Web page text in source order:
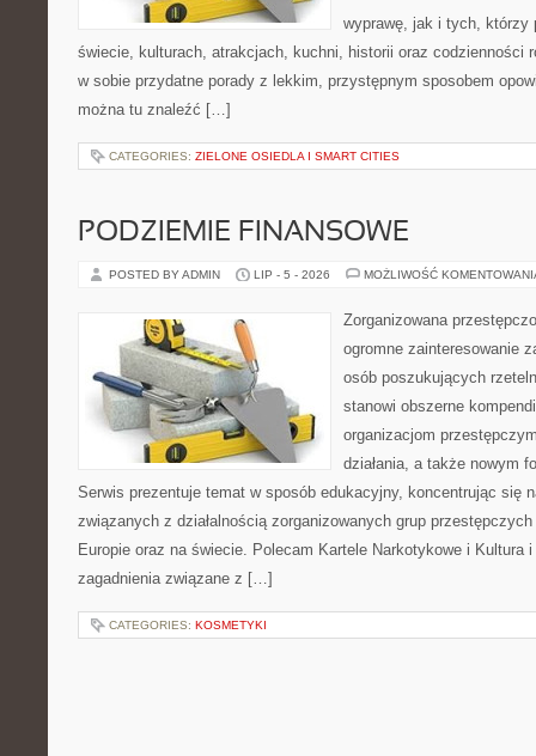
wyprawę, jak i tych, którzy
świecie, kulturach, atrakcjach, kuchni, historii oraz codzienności
w sobie przydatne porady z lekkim, przystępnym sposobem
można tu znaleźć […]
CATEGORIES: ZIELONE OSIEDLA I SMART CITIES
PODZIEMIE FINANSOWE
POSTED BY ADMIN LIP - 5 - 2026 MOŻLIWOŚĆ
Zorganizowana
ogromne zainteresowanie
osób poszukujących
stanowi obszerne
organizacjom
działania, a także nowym
Serwis prezentuje temat w sposób edukacyjny, koncentrując się
związanych z działalnością zorganizowanych grup
Europie oraz na świecie. Polecam Kartele Narkotykowe i Kultura
zagadnienia związane z […]
CATEGORIES: KOSMETYKI